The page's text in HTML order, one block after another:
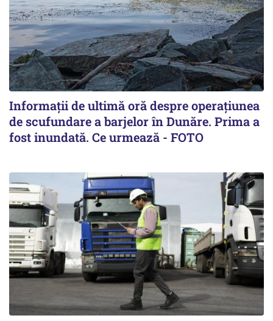
Informații de ultimă oră despre operațiunea
de scufundare a barjelor în Dunăre. Prima a
fost inundată. Ce urmează - FOTO